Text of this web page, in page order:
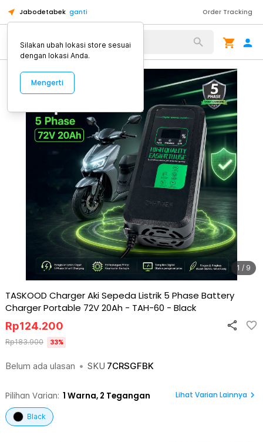
Jabodetabek ganti Order Tracking
Alat Kopi
1 / 9
TASKOOD Charger Aki Sepeda Listrik 5 Phase Battery
Charger Portable 72V 20Ah - TAH-60 - Black
Belum ada ulasan • SKU 7CRSGFBK
Rp124.200
Rp183.900 33%
Pilihan Varian: 1 Warna, 2 Tegangan Lihat Varian Lainnya
Black
Silakan ubah lokasi store sesuai
dengan lokasi Anda.
Mengerti